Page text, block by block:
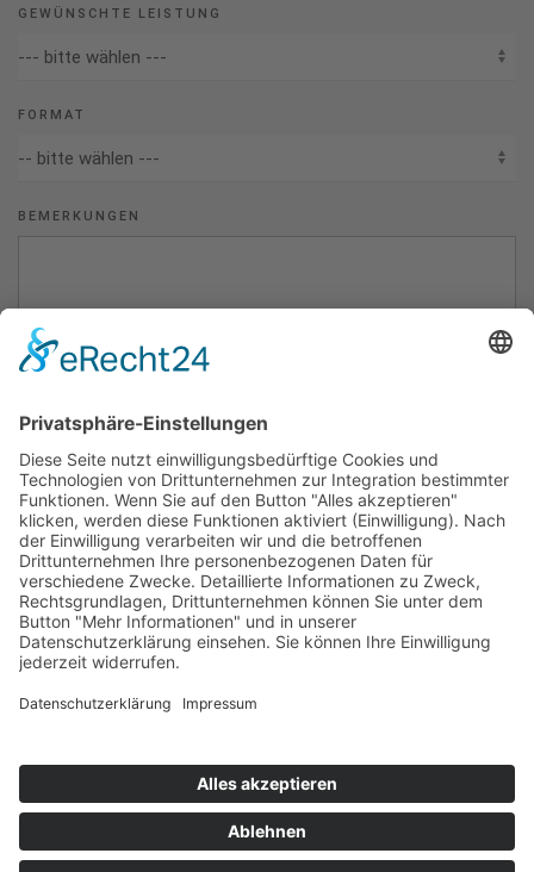
GEWÜNSCHTE LEISTUNG
FORMAT
BEMERKUNGEN
unsere Datenschutzerklärung gelesen hast und dich damit
einverstanden erklärst. Diese Einwilligung kann jederzeit
widerrufen werden.
ANFRAGE SENDEN
Impressum Datenschutz
Termin